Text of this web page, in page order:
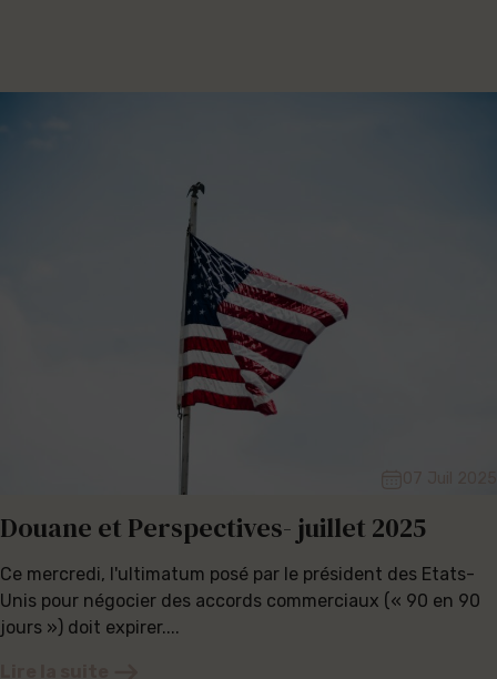
Douane et Perspectives- juillet 2025
Ce mercredi, l'ultimatum posé par le président des Etats-
Unis pour négocier des accords commerciaux (« 90 en 90
jours ») doit expirer....